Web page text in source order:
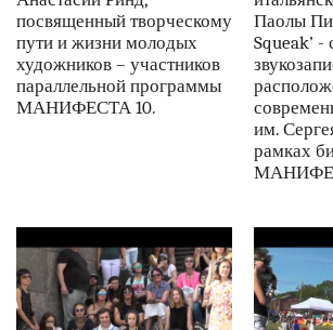
посвященный творческому
пути и жизни молодых
художников – участников
параллельной программы
МАНИФЕСТА 10.
Паолы
Squeak’ -
им.
рамках